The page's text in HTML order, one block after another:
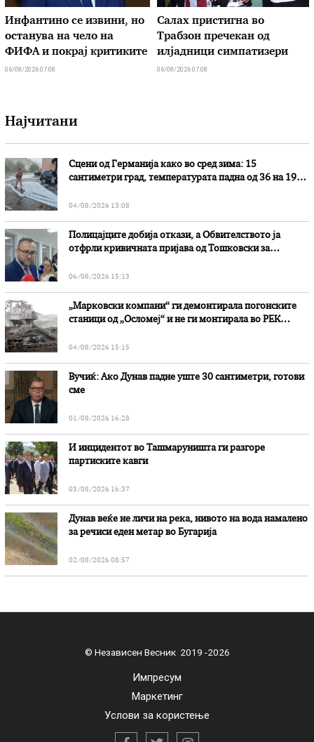
Инфантино се извини, но
останува на чело на
ФИФА и покрај критиките
06/08/2026 07:08
Салах пристигна во
Трабзон пречекан од
илјадници симпатизери
06/08/2026 07:08
Најчитани
Сцени од Германија како во сред зима: 15
сантиметри град, температурата падна од 36 на 19
04/08/2026 13:08
Полицајците добија откази, а Обвителството ја
отфрли кривичната пријава од Тошковски за
06/08/2026 15:13
„Марковски компани“ ги демонтирала погонските
станици од „Осломеј“ и не ги монтирала во РЕК
04/08/2026 15:15
Вучиќ: Ако Дунав падне уште 30 сантиметри, готови
сме
01/08/2026 16:28
И инцидентот во Ташмаруништa ги разгоре
партиските кавги
03/08/2026 16:37
Дунав веќе не личи на река, нивото на вода намалено
за речиси еден метар во Бугарија
02/08/2026 08:57
© Независен Весник 2019 -2026
Импресум
Маркетинг
Услови за користење